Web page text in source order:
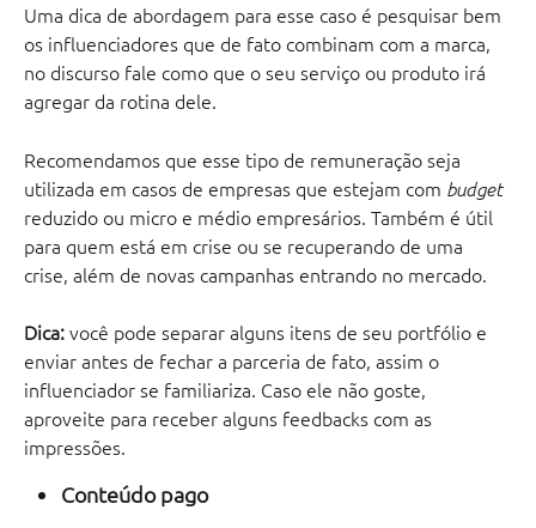
Uma dica de abordagem para esse caso é pesquisar bem
os influenciadores que de fato combinam com a marca,
no discurso fale como que o seu serviço ou produto irá
agregar da rotina dele.
Recomendamos que esse tipo de remuneração seja
utilizada em casos de empresas que estejam com budget
reduzido ou micro e médio empresários. Também é útil
para quem está em crise ou se recuperando de uma
crise, além de novas campanhas entrando no mercado.
Dica: você pode separar alguns itens de seu portfólio e
enviar antes de fechar a parceria de fato, assim o
influenciador se familiariza. Caso ele não goste,
aproveite para receber alguns feedbacks com as
impressões.
Conteúdo pago